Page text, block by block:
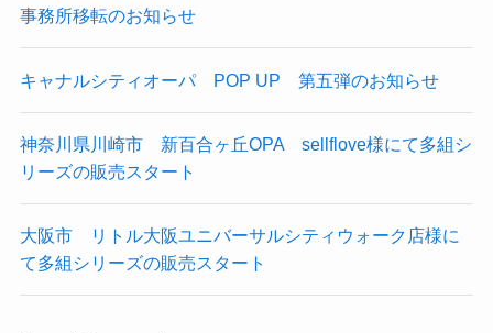
事務所移転のお知らせ
キャナルシティオーパ POP UP 第五弾のお知らせ
神奈川県川崎市 新百合ヶ丘OPA sellflove様にて多組シ
リーズの販売スタート
大阪市 リトル大阪ユニバーサルシティウォーク店様に
て多組シリーズの販売スタート